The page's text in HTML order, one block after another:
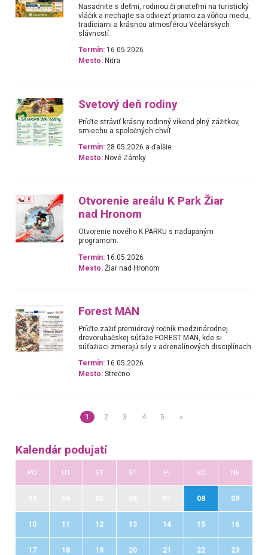
Nasadnite s deťmi, rodinou či priateľmi na turistický
vláčik a nechajte sa odviezť priamo za vôňou medu,
tradíciami a krásnou atmosférou Včelárskych
slávností.
Termín: 16.05.2026
Mesto: Nitra
Svetový deň rodiny
Príďte stráviť krásny rodinný víkend plný zážitkov,
smiechu a spoločných chvíľ.
Termín: 28.05.2026 a ďalšie
Mesto: Nové Zámky
Otvorenie areálu K Park Žiar
nad Hronom
Otvorenie nového K PARKU s nadupaným
programom.
Termín: 16.05.2026
Mesto: Žiar nad Hronom
Forest MAN
Príďte zažiť premiérový ročník medzinárodnej
drevorubačskej súťaže FOREST MAN, kde si
súťažiaci zmerajú sily v adrenalínových disciplínach
Termín: 16.05.2026
Mesto: Strečno
1 2 3 4 5 »
Kalendár podujatí
PO UT ST ŠT PI SO NE
08 09
10 11 12 13 14 15 16
17 18 19 20 21 22 23